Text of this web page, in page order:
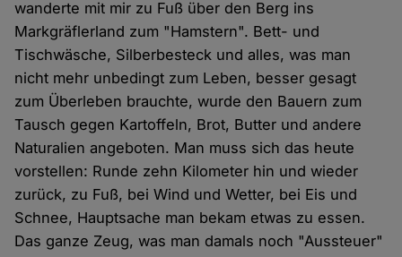
wanderte mit mir zu Fuß über den Berg ins
Markgräflerland zum "Hamstern". Bett- und
Tischwäsche, Silberbesteck und alles, was man
nicht mehr unbedingt zum Leben, besser gesagt
zum Überleben brauchte, wurde den Bauern zum
Tausch gegen Kartoffeln, Brot, Butter und andere
Naturalien angeboten. Man muss sich das heute
vorstellen: Runde zehn Kilometer hin und wieder
zurück, zu Fuß, bei Wind und Wetter, bei Eis und
Schnee, Hauptsache man bekam etwas zu essen.
Das ganze Zeug, was man damals noch "Aussteuer"